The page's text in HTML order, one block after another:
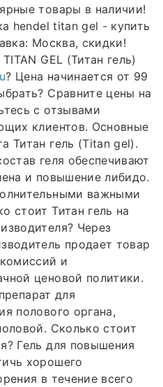
товары в наличии!
hendel titan gel - купить
Москва, скидки!
GEL (Титан гель)
? Цена начинается от 99
Сравните цены на
с отзывами
клиентов. Основные
Титан гель (Titan gel).
геля обеспечивают
и повышение либидо.
важными
стоит Титан гель на
Через
продает товар
и
ценовой политики.
для
полового органа,
Сколько стоит
Гель для повышения
хорошего
в течение всего